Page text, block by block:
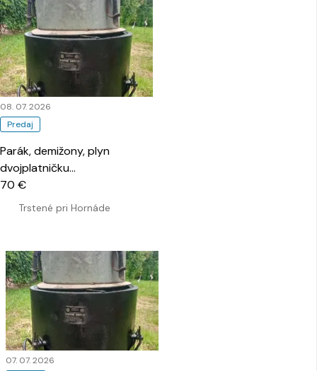
Predaj
08. 07. 2026
Parák, demižony, plyn
dvojplatničku…
Trstené pri Hornáde
70 €
07. 07. 2026